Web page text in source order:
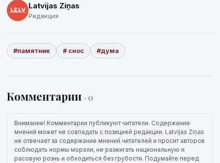
Latvijas Ziņas
Редакция
#памятник # снос #дума
Комментарии · 0
Внимание! Комментарии публикуют читатели. Содержание
мнений может не совпадать с позицией редакции. Latvijas Ziņas
не отвечает за содержание мнений читателей и просит авторов
соблюдать нормы морали, не разжигать национальную и
расовую рознь и обходиться без грубости. Подумайте перед